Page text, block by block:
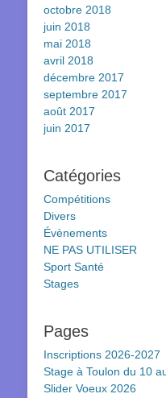
octobre 2018
juin 2018
mai 2018
avril 2018
décembre 2017
septembre 2017
août 2017
juin 2017
Catégories
Compétitions
Divers
Évènements
NE PAS UTILISER
Sport Santé
Stages
Pages
Inscriptions 2026-2027
Stage à Toulon du 10
Slider Voeux 2026